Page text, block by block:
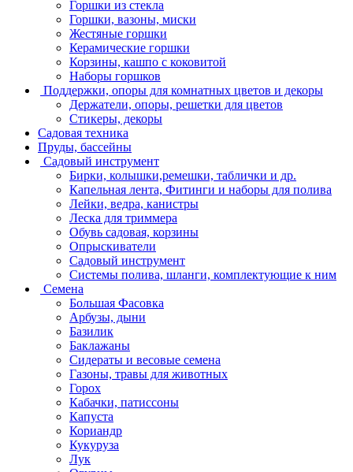
Горшки из стекла
Горшки, вазоны, миски
Жестяные горшки
Керамические горшки
Корзины, кашпо с коковитой
Наборы горшков
Поддержки, опоры для комнатных цветов и декоры
Держатели, опоры, решетки для цветов
Стикеры, декоры
Садовая техника
Пруды, бассейны
Садовый инструмент
Бирки, колышки,ремешки, таблички и др.
Капельная лента, Фитинги и наборы для полива
Лейки, ведра, канистры
Леска для триммера
Обувь садовая, корзины
Опрыскиватели
Садовый инструмент
Системы полива, шланги, комплектующие к ним
Семена
Большая Фасовка
Арбузы, дыни
Базилик
Баклажаны
Сидераты и весовые семена
Газоны, травы для животных
Горох
Кабачки, патиссоны
Капуста
Кориандр
Кукуруза
Лук